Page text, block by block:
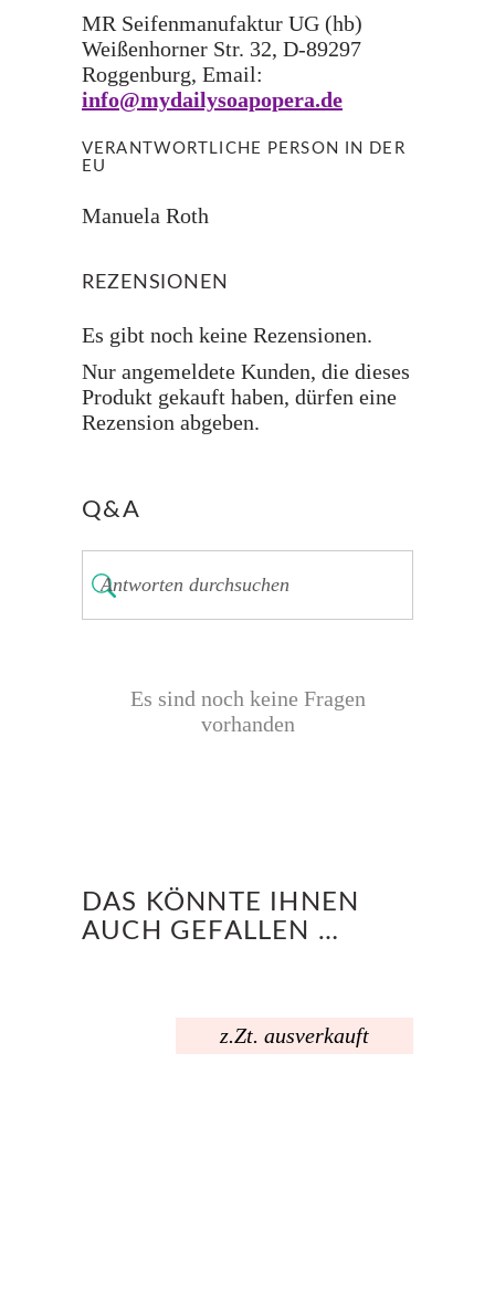
MR Seifenmanufaktur UG (hb)
Weißenhorner Str. 32, D-89297
Roggenburg, Email:
info@mydailysoapopera.de
VERANTWORTLICHE PERSON IN DER
EU
Manuela Roth
REZENSIONEN
Es gibt noch keine Rezensionen.
Nur angemeldete Kunden, die dieses
Produkt gekauft haben, dürfen eine
Rezension abgeben.
Q&A
Es sind noch keine Fragen
vorhanden
DAS KÖNNTE IHNEN
AUCH GEFALLEN …
z.Zt. ausverkauft